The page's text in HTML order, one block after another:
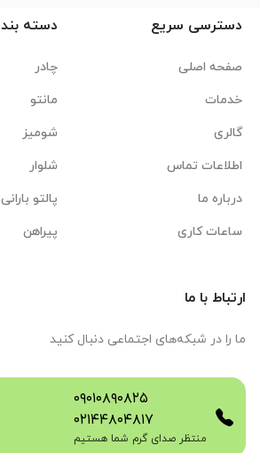
دسترسی سریع
صفحه اصلی
خدمات
گالری
اطلاعات تماس
درباره ما
ساعات کاری
دسته
چادر
مانتو
شومیز
شلوار
پالتو بارانی
پیراهن
ارتباط با ما
ما را در شبکه‌های اجتماعی دنبال کنید
۰۹۰۱۰۸۹۰۸۲۵
۰۲۱۴۴۸۰۴۸۱۷
منتظر صدای گرم شما هستیم